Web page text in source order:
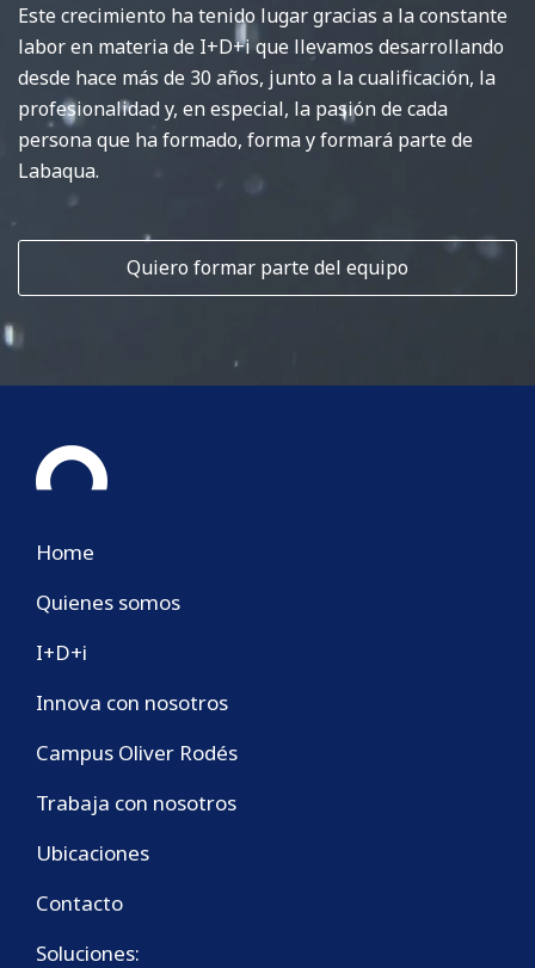
Este crecimiento ha tenido lugar gracias a la constante
labor en materia de I+D+i que llevamos desarrollando
desde hace más de 30 años, junto a la cualificación, la
profesionalidad y, en especial, la pasión de cada
persona que ha formado, forma y formará parte de
Labaqua.
Quiero formar parte del equipo
Home
Quienes somos
I+D+i
Innova con nosotros
Campus Oliver Rodés
Trabaja con nosotros
Ubicaciones
Contacto
Soluciones: